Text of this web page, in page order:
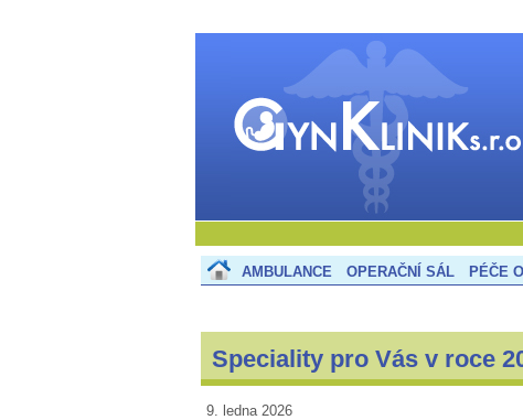
Gynekologie Třebíč
| Gynklinik s.r.o.
AMBULANCE OPERAČNÍ SÁL PÉČE
Speciality pro Vás v roce
9. ledna 2026